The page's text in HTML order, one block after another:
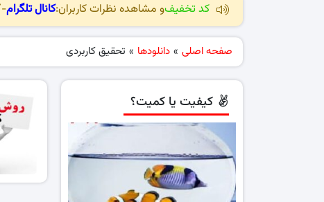
کد تخفیفو مشاهده نظرات کاربران:کانال تلگرام
صفحه اصلی » دانلودها » تحقیق کاربردی
کیفیت یا کمیت؟